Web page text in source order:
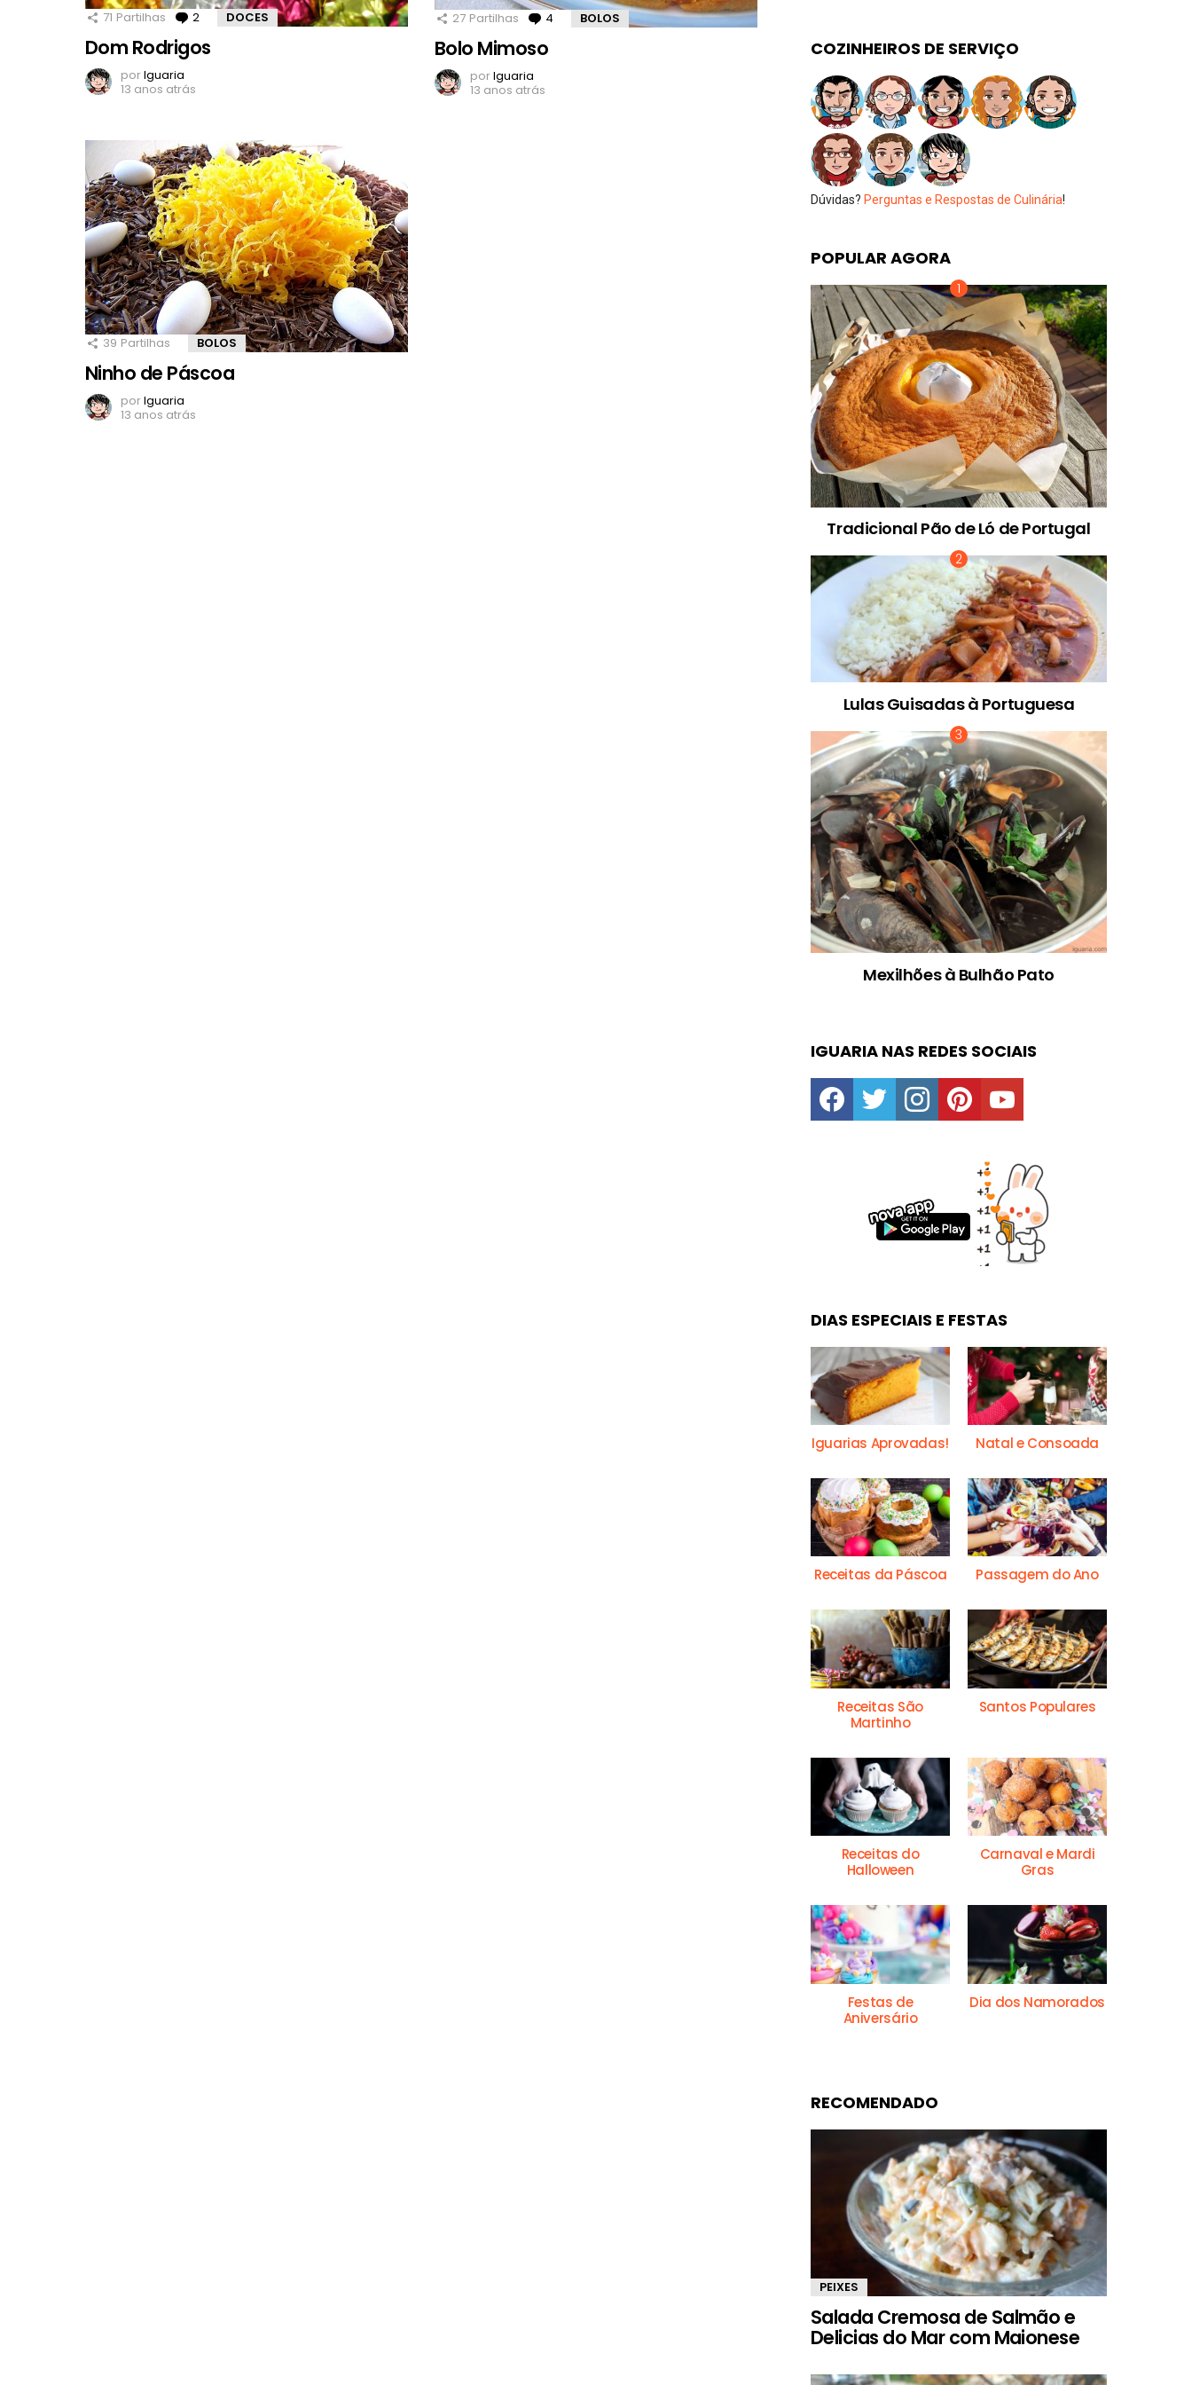
71 Partilhas 2 Comentários
DOCES
Dom Rodrigos
porIguaria
13 anos atrás
27 Partilhas 4 Comentários
BOLOS
Bolo Mimoso
porIguaria
13 anos atrás
39 Partilhas BOLOS
Ninho de Páscoa
porIguaria
13 anos atrás
COZINHEIROS DE SERVIÇO
Dúvidas? Perguntas e Respostas de Culinária!
POPULAR AGORA
Tradicional Pão de Ló de Portugal
Lulas Guisadas à Portuguesa
Mexilhões à Bulhão Pato
IGUARIA NAS REDES SOCIAIS
facebooktwitter instagrampinterestyoutube
DIAS ESPECIAIS E FESTAS
Iguarias Aprovadas! Natal e Consoada
Receitas da Páscoa Passagem do Ano
Receitas São
Martinho
Santos Populares
Receitas do
Halloween
Carnaval e Mardi
Gras
Festas de
Aniversário
Dia dos Namorados
RECOMENDADO
PEIXES
Salada Cremosa de Salmão e
Delicias do Mar com Maionese